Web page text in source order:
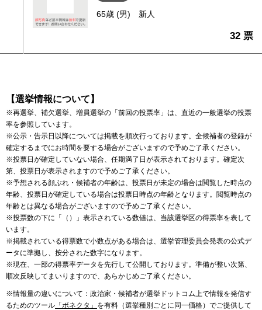
65歳 (男) 新人
32 票
【選挙情報について】
※再選挙、補欠選挙、増員選挙の「前回の投票率」は、直近の一般選挙の投票
率を参照しています。
※公示・告示日以降については掲載を順次行っております。全候補者の登録が
確定するまでにお時間を要する場合がございますので予めご了承ください。
※投票日が確定していない場合、任期満了日が表示されております。確定次
第、投票日が表示されますので予めご了承ください。
※予想される顔ぶれ・候補者の年齢は、投票日が未定の場合は閲覧した時点の
年齢、投票日が確定している場合は投票日時点の年齢となります。閲覧時点の
年齢とは異なる場合がございますので予めご了承ください。
※投票数の下に「（）」表示されている数値は、当該選挙区の得票率を表して
います。
※掲載されている得票数で小数点がある場合は、選挙管理委員会発表の公式デ
ータに準拠し、按分された数字になります。
※現在、一部の得票率データを先行して公開しております。準備が整い次第、
順次反映してまいりますので、あらかじめご了承ください。
※情報量の違いについて：政治家・候補者が選挙ドットコム上で情報を発信す
るためのツール 「ボネクタ」 を有料（選挙種別ごとに同一価格）でご提供して